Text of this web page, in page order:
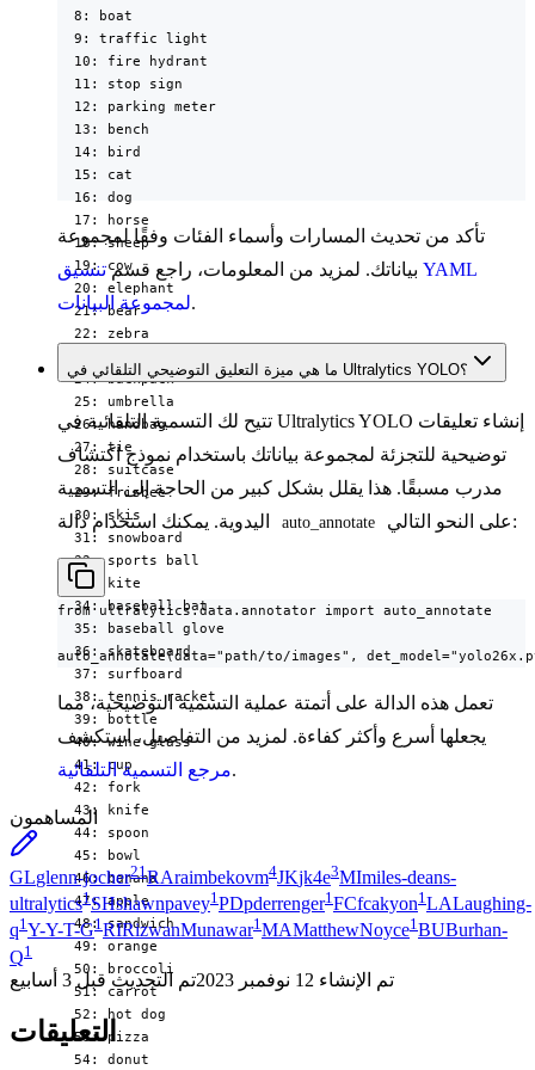
  8: boat
  9: traffic light
  10: fire hydrant
  11: stop sign
  12: parking meter
  13: bench
  14: bird
  15: cat
  16: dog
  17: horse
  18: sheep
  19: cow
  20: elephant
  21: bear
  22: zebra
  24: backpack
  25: umbrella
  26: handbag
  27: tie
  28: suitcase
  29: frisbee
  30: skis
  31: snowboard
  32: sports ball
  33: kite
  34: baseball bat
  35: baseball glove
  36: skateboard
  37: surfboard
  38: tennis racket
  39: bottle
  40: wine glass
  41: cup
  42: fork
  43: knife
  44: spoon
  45: bowl
  46: banana
  47: apple
  48: sandwich
  49: orange
  50: broccoli
  51: carrot
  52: hot dog
  53: pizza
  54: donut
تأكد من تحديث المسارات وأسماء الفئات وفقًا لمجموعة
بياناتك. لمزيد من المعلومات، راجع قسمتنسيق YAML
لمجموعة البيانات.
ما هي ميزة التعليق التوضيحي التلقائي في Ultralytics YOLO؟
تتيح لك التسمية التلقائية في Ultralytics YOLO إنشاء تعليقات
توضيحية للتجزئة لمجموعة بياناتك باستخدام نموذج اكتشاف
مدرب مسبقًا. هذا يقلل بشكل كبير من الحاجة إلى التسمية
auto_annotate على النحو التالي:
from ultralytics.data.annotator import auto_annotate
auto_annotate(data="path/to/images",
تعمل هذه الدالة على أتمتة عملية التسمية التوضيحية، مما
يجعلها أسرع وأكثر كفاءة. لمزيد من التفاصيل، استكشف
مرجع التسمية التلقائية.
المساهمون
GLglenn-jocher21 RAraimbekovm4JKjk4e3MImiles-deans-
ultralytics1SHshawnpavey1 PDpderrenger1 FCfcakyon1 LALaughing-
q1Y-Y-T-G1RIRizwanMunawar1MAMatthewNoyce1BUBurhan-
Q1
تم الإنشاء 12 نوفمبر 2023 تم التحديث قبل 3 أسابيع
التعليقات